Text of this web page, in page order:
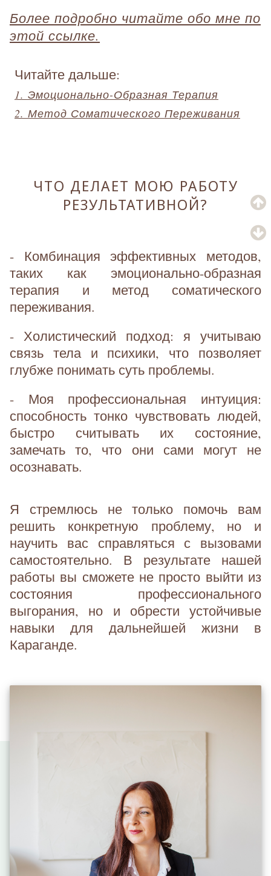
Более подробно читайте обо мне по
этой ссылке.
Читайте дальше:
1. Эмоционально-Образная Терапия
2. Метод Соматического Переживания
ЧТО ДЕЛАЕТ МОЮ РАБОТУ
РЕЗУЛЬТАТИВНОЙ?
- Комбинация эффективных методов,
таких как эмоционально-образная
терапия и метод соматического
переживания.
- Холистический подход: я учитываю
связь тела и психики, что позволяет
глубже понимать суть проблемы.
- Моя профессиональная интуиция:
способность тонко чувствовать людей,
быстро считывать их состояние,
замечать то, что они сами могут не
осознавать.
Я стремлюсь не только помочь вам
решить конкретную проблему, но и
научить вас справляться с вызовами
самостоятельно. В результате нашей
работы вы сможете не просто выйти из
состояния профессионального
выгорания, но и обрести устойчивые
навыки для дальнейшей жизни в
Караганде.